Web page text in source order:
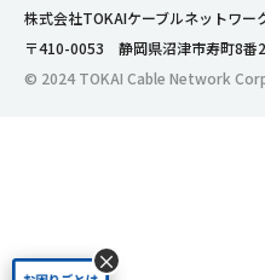
株式会社TOKAIケーブルネットワー
〒410-0053 静岡県沼津市寿町8番
© 2024 TOKAI Cable Network
×